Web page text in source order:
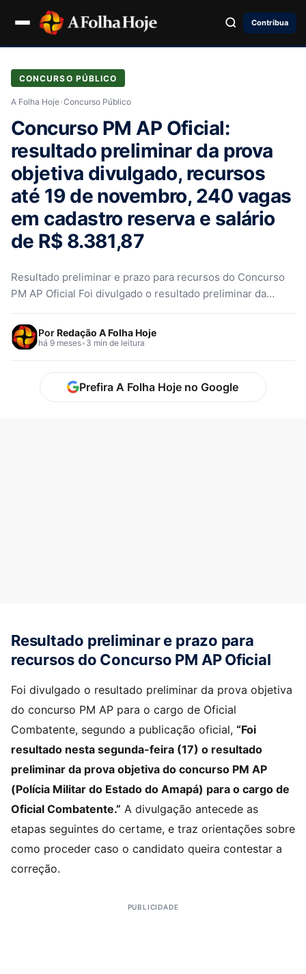
Contribua
CONCURSO PÚBLICO
A Folha Hoje›Concurso Público
Concurso PM AP Oficial:
resultado preliminar da prova
objetiva divulgado, recursos
até 19 de novembro, 240 vagas
em cadastro reserva e salário
de R$ 8.381,87
Resultado preliminar e prazo para recursos do Concurso
PM AP Oficial Foi divulgado o resultado preliminar da
PorRedação A Folha Hoje
há 9 meses• 3 min de leitura
Prefira A Folha Hoje no Google
Resultado preliminar e prazo para
recursos do Concurso PM AP Oficial
Foi divulgado o resultado preliminar da prova objetiva
do concurso PM AP para o cargo de Oficial
Combatente, segundo a publicação oficial, “Foi
resultado nesta segunda-feira (17) o resultado
preliminar da prova objetiva do concurso PM AP
(Polícia Militar do Estado do Amapá) para o cargo de
Oficial Combatente.” A divulgação antecede as
etapas seguintes do certame, e traz orientações sobre
como proceder caso o candidato queira contestar a
correção.
PUBLICIDADE